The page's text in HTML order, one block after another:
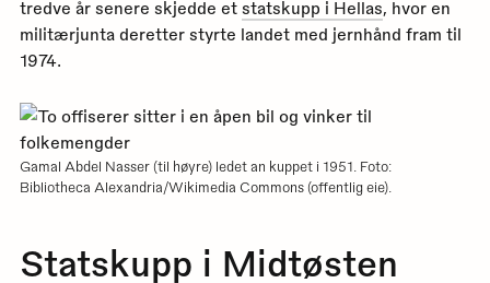
tredve år senere skjedde et statskupp i Hellas, hvor en
militærjunta deretter styrte landet med jernhånd fram til
1974.
Gamal Abdel Nasser (til høyre) ledet an kuppet i 1951. Foto:
Bibliotheca Alexandria/Wikimedia Commons (offentlig eie).
Statskupp i Midtøsten